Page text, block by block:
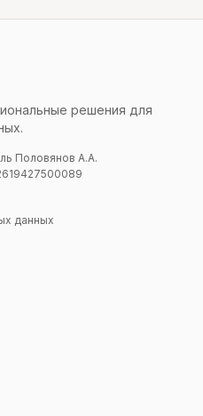
решения для
Половянов А.А.
данных